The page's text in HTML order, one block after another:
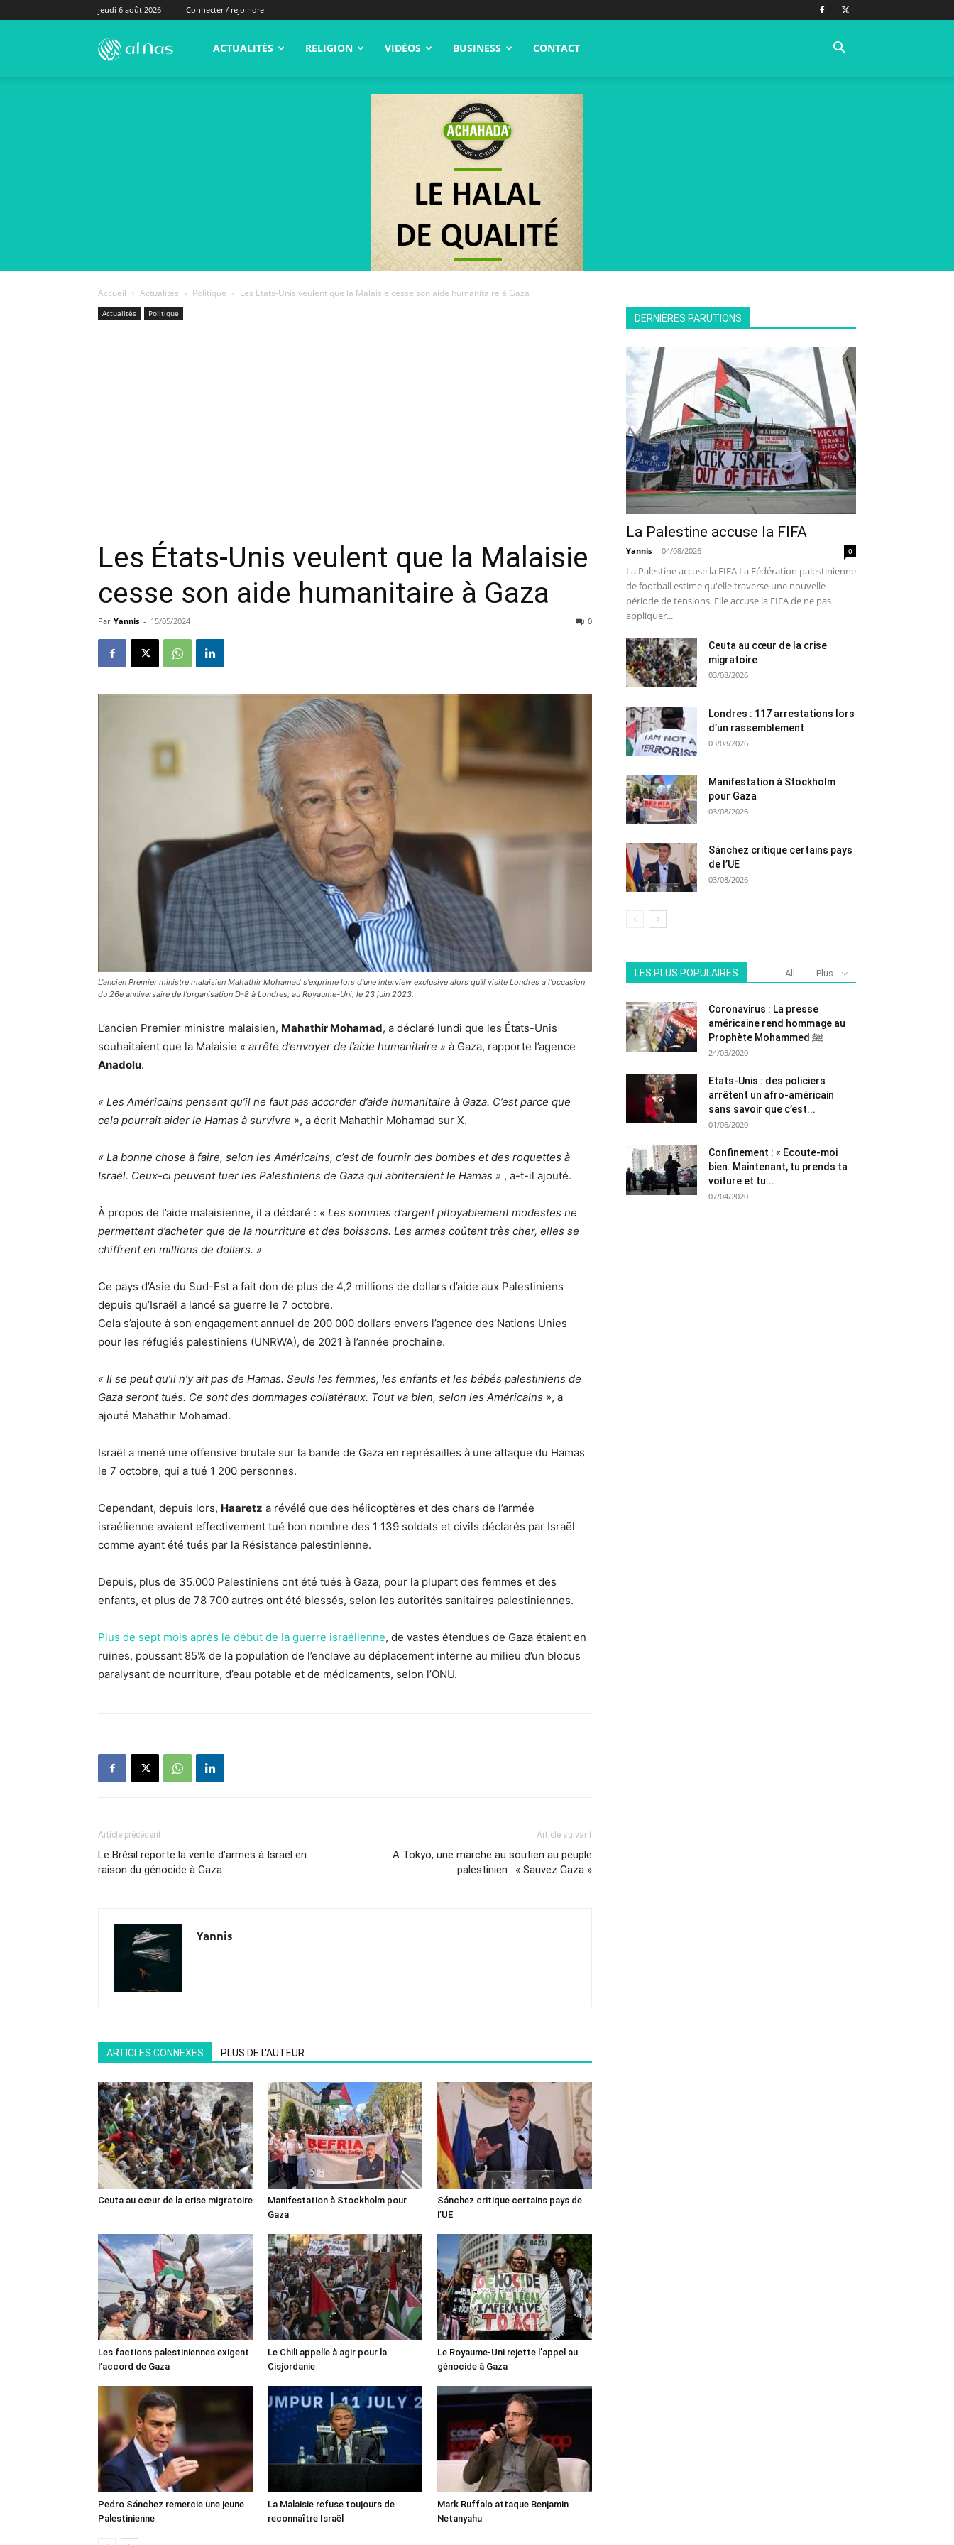
jeudi 6 août 2026 Connecter / rejoindre
alNas.fr ACTUALITÉS RELIGION VIDÉOS BUSINESS CONTACT
Accueil Actualités Politique Les États-Unis veulent que la Malaisie cesse son aide humanitaire à Gaza
Actualités Politique
Les États-Unis veulent que la Malaisie
cesse son aide humanitaire à Gaza
Par Yannis - 15/05/2024 0
L'ancien Premier ministre malaisien Mahathir Mohamad s'exprime lors d'une interview exclusive alors qu'il visite Londres à l'occasion
du 26e anniversaire de l'organisation D-8 à Londres, au Royaume-Uni, le 23 juin 2023.
L’ancien Premier ministre malaisien, Mahathir Mohamad, a déclaré lundi que les États-Unis
souhaitaient que la Malaisie « arrête d’envoyer de l’aide humanitaire » à Gaza, rapporte l’agence
Anadolu.
« Les Américains pensent qu’il ne faut pas accorder d’aide humanitaire à Gaza. C’est parce que
cela pourrait aider le Hamas à survivre », a écrit Mahathir Mohamad sur X.
« La bonne chose à faire, selon les Américains, c’est de fournir des bombes et des roquettes à
Israël. Ceux-ci peuvent tuer les Palestiniens de Gaza qui abriteraient le Hamas » , a-t-il ajouté.
À propos de l’aide malaisienne, il a déclaré : « Les sommes d’argent pitoyablement modestes ne
permettent d’acheter que de la nourriture et des boissons. Les armes coûtent très cher, elles se
chiffrent en millions de dollars. »
Ce pays d’Asie du Sud-Est a fait don de plus de 4,2 millions de dollars d’aide aux Palestiniens
depuis qu’Israël a lancé sa guerre le 7 octobre.
Cela s’ajoute à son engagement annuel de 200 000 dollars envers l’agence des Nations Unies
pour les réfugiés palestiniens (UNRWA), de 2021 à l’année prochaine.
« Il se peut qu’il n’y ait pas de Hamas. Seuls les femmes, les enfants et les bébés palestiniens de
Gaza seront tués. Ce sont des dommages collatéraux. Tout va bien, selon les Américains », a
ajouté Mahathir Mohamad.
Israël a mené une offensive brutale sur la bande de Gaza en représailles à une attaque du Hamas
le 7 octobre, qui a tué 1 200 personnes.
Cependant, depuis lors, Haaretz a révélé que des hélicoptères et des chars de l’armée
israélienne avaient effectivement tué bon nombre des 1 139 soldats et civils déclarés par Israël
comme ayant été tués par la Résistance palestinienne.
Depuis, plus de 35.000 Palestiniens ont été tués à Gaza, pour la plupart des femmes et des
enfants, et plus de 78 700 autres ont été blessés, selon les autorités sanitaires palestiniennes.
Plus de sept mois après le début de la guerre israélienne, de vastes étendues de Gaza étaient en
ruines, poussant 85% de la population de l’enclave au déplacement interne au milieu d’un blocus
paralysant de nourriture, d’eau potable et de médicaments, selon l’ONU.
Article précédent
Le Brésil reporte la vente d’armes à Israël en
raison du génocide à Gaza
Article suivant
A Tokyo, une marche au soutien au peuple
palestinien : « Sauvez Gaza »
Yannis
ARTICLES CONNEXES PLUS DE L'AUTEUR
Ceuta au cœur de la crise migratoire
Manifestation à Stockholm pour
Gaza
Sánchez critique certains pays de
l’UE
Les factions palestiniennes exigent
l’accord de Gaza
Le Chili appelle à agir pour la
Cisjordanie
Le Royaume-Uni rejette l’appel au
génocide à Gaza
Pedro Sánchez remercie une jeune
Palestinienne
La Malaisie refuse toujours de
reconnaître Israël
Mark Ruffalo attaque Benjamin
Netanyahu
DERNIÈRES PARUTIONS
La Palestine accuse la FIFA
Yannis - 04/08/2026 0
La Palestine accuse la FIFA La Fédération palestinienne
de football estime qu'elle traverse une nouvelle
période de tensions. Elle accuse la FIFA de ne pas
appliquer...
Ceuta au cœur de la crise
migratoire
03/08/2026
Londres : 117 arrestations lors
d’un rassemblement
03/08/2026
Manifestation à Stockholm
pour Gaza
03/08/2026
Sánchez critique certains pays
de l’UE
03/08/2026
LES PLUS POPULAIRES All Plus
Coronavirus : La presse
américaine rend hommage au
Prophète Mohammed ﷺ
24/03/2020
Etats-Unis : des policiers
arrêtent un afro-américain
sans savoir que c’est...
01/06/2020
Confinement : « Ecoute-moi
bien. Maintenant, tu prends ta
voiture et tu...
07/04/2020